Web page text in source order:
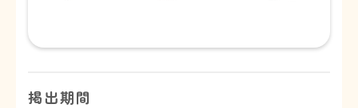
掲出期間